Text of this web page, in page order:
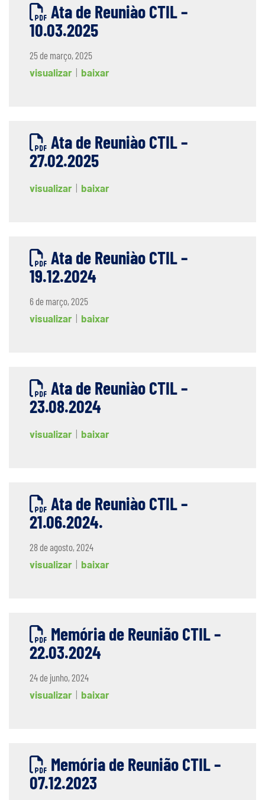
Ata de Reuniào CTIL –
10.03.2025
25 de março, 2025
visualizar
baixar
Ata de Reuniào CTIL –
27.02.2025
visualizar baixar
Ata de Reuniào CTIL –
19.12.2024
6 de março, 2025
visualizar
baixar
Ata de Reuniào CTIL –
23.08.2024
visualizar baixar
Ata de Reuniào CTIL –
21.06.2024.
28 de agosto, 2024
visualizar
baixar
Memória de Reunião CTIL –
22.03.2024
24 de junho, 2024
visualizar
baixar
Memória de Reunião CTIL –
07.12.2023